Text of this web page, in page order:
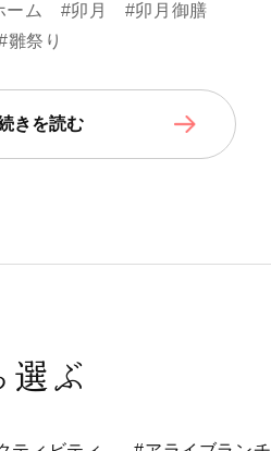
ーム
#卯月
#卯月御膳
雛祭り
きを読む
選ぶ